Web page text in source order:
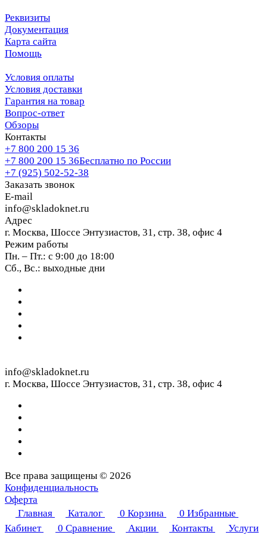
Реквизиты
Документация
Карта сайта
Помощь
Условия оплаты
Условия доставки
Гарантия на товар
Вопрос-ответ
Обзоры
Контакты
+7 800 200 15 36
+7 800 200 15 36Бесплатно по России
+7 (925) 502-52-38
Заказать звонок
E-mail
info@skladoknet.ru
Адрес
г. Москва, Шоссе Энтузиастов, 31, стр. 38, офис 4
Режим работы
Пн. – Пт.: с 9:00 до 18:00
Сб., Вс.: выходные дни
info@skladoknet.ru
г. Москва, Шоссе Энтузиастов, 31, стр. 38, офис 4
Все права защищены © 2026
Конфиденциальность
Оферта
Главная
Каталог 0 Корзина 0 Избранные
Кабинет
0 Сравнение Акции Контакты
Услуги